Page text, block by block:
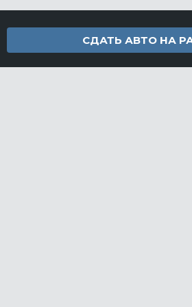
СДАТЬ АВТО НА